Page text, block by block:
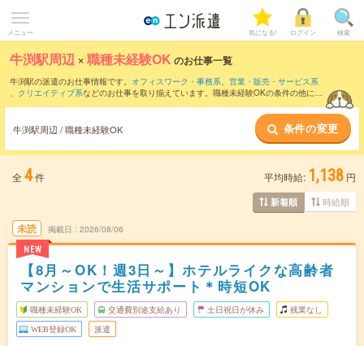
メニュー 気になる! ログイン 検索
牛渕駅周辺 ×職種未経験OK のお仕事一覧
牛渕駅の派遣のお仕事情報です。 オフィスワーク・事務系、 営業・販売・サービス系
、 クリエイティブ系などのお仕事を取り揃えています。職種未経験OKの条件の他に、
牛渕駅周辺 / 職種未経験OK 条件の変更
全 4件 平均時給: 1,138 円
新着順 時給順
未読
NEW
掲載日 2026/08/06
【8月～OK！週3日～】ホテルライクな高齢者
マンションで生活サポート＊時短OK
職種未経験OK 交通費別途支給あり 土日祝日が休み 残業なし
WEB登録OK 派遣